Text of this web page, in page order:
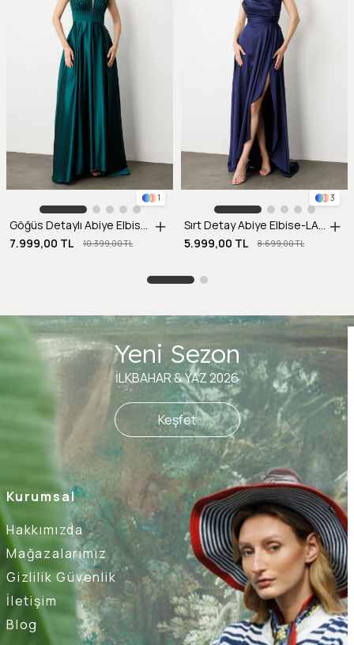
1
Göğüs Detaylı Abiye Elbise-ZÜMRÜT
7.999,00 TL
10.399,00 TL
3
Sırt Detay Abiye Elbise-LACI
5.999,00 TL
8.699,00 TL
Kurumsal
Hakkımızda
Mağazalarımız
Gizlilik Güvenlik
İletişim
Blog
Yeni Sezon
İLKBAHAR & YAZ 2026
Keşfet